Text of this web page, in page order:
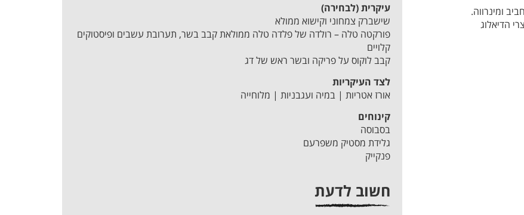
ומינרווה.
הדיאלוג
עיקרית (לבחירה)
שישברק צמחוני וקישוא ממולא
פורקטה טלה – רולדה של פלדה טלה ממולאת קבב בשר, תערובת עשבים ופיסטוקים
קלויים
קבב לוקוס על פריקה ובשר ראש של דג
לצד העיקריות
אורז אטריות | במיה ועגבניות | מלוחייה
קינוחים
בסבוסה
גלידת מסטיק משפרעם
פנקייק
חשוב לדעת